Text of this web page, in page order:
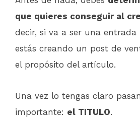
que quieres conseguir al
decir, si va a ser una
estás creando un post de
el propósito del artículo.
Una vez lo tengas claro
importante: el TITULO.